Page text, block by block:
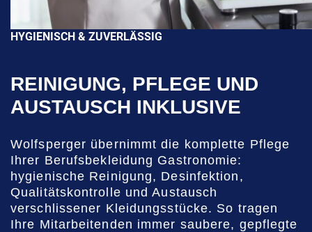
HYGIENISCH & ZUVERLÄSSIG
REINIGUNG, PFLEGE UND
AUSTAUSCH INKLUSIVE
Wolfsperger übernimmt die komplette Pflege
Ihrer Berufsbekleidung Gastronomie:
hygienische Reinigung, Desinfektion,
Qualitätskontrolle und Austausch
verschlissener Kleidungsstücke. So tragen
Ihre Mitarbeitenden immer saubere, gepflegte